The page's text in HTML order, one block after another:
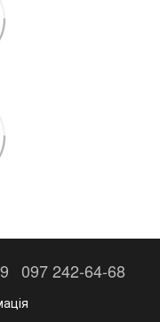
097 242-64-68